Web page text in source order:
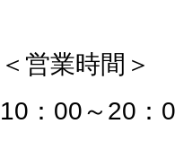
＜営業時間＞
10：00～20：